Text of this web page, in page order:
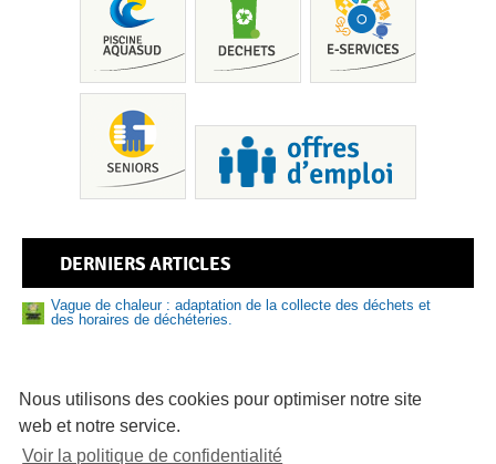
DERNIERS ARTICLES
Vague de chaleur : adaptation de la collecte des déchets et
des horaires de déchéteries.
nautiques : adoptez les bons réflexes cet été
81 logements abordables en vente sur le Pays bigouden
Nous utilisons des cookies pour optimiser notre site
web et notre service.
Voir la politique de confidentialité